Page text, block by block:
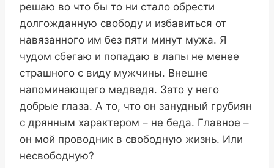
решаю во что бы то ни стало обрести
долгожданную свободу и избавиться от
навязанного им без пяти минут мужа. Я
чудом сбегаю и попадаю в лапы не менее
страшного с виду мужчины. Внешне
напоминающего медведя. Зато у него
добрые глаза. А то, что он занудный грубиян
с дрянным характером – не беда. Главное –
он мой проводник в свободную жизнь. Или
несвободную?